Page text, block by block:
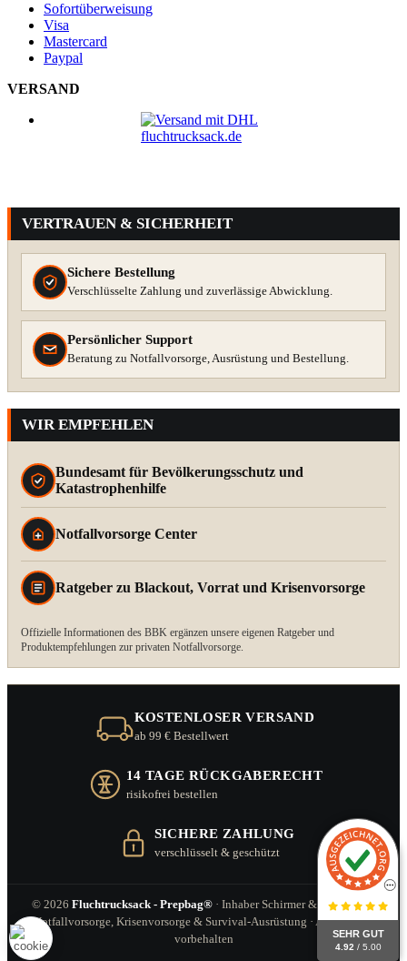
Sofortüberweisung
Visa
Mastercard
Paypal
VERSAND
VERTRAUEN & SICHERHEIT
Sichere Bestellung
Verschlüsselte Zahlung und zuverlässige Abwicklung.
Persönlicher Support
Beratung zu Notfallvorsorge, Ausrüstung und Bestellung.
WIR EMPFEHLEN
Bundesamt für Bevölkerungsschutz und
Katastrophenhilfe
Notfallvorsorge Center
Ratgeber zu Blackout, Vorrat und Krisenvorsorge
Offizielle Informationen des BBK ergänzen unsere eigenen Ratgeber und
Produktempfehlungen zur privaten Notfallvorsorge.
SEHR GUT
4.92 / 5.00
KOSTENLOSER VERSAND
ab 99 € Bestellwert
14 TAGE RÜCKGABERECHT
risikofrei bestellen
SICHERE ZAHLUNG
verschlüsselt & geschützt
© 2026 Fluchtrucksack - Prepbag® · Inhaber Schirmer & Zitzl GbR ·
Notfallvorsorge, Krisenvorsorge & Survival-Ausrüstung · Alle Rechte
vorbehalten